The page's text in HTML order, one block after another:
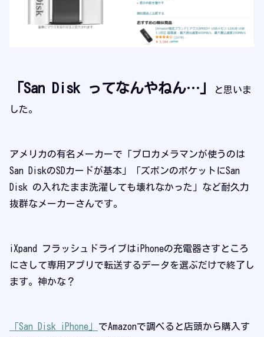
「San Disk ってなんやねん…」 と思いま
した。
アメリカの有名メーカーで「プロカメラマンが使うのは
San DiskのSDカードが基本」「ズボンのポケットにSan
Disk の入れたまま洗濯しても壊れなかった」など耐久力
抜群なメーカーさんです。
iXpand フラッシュドライブはiPhoneの充電器さすところ
にさして専用アプリで転送するデータを選ぶだけで終了し
ます。神かな？
「San Disk iPhone」
でAmazonで調べると店頭から購入す